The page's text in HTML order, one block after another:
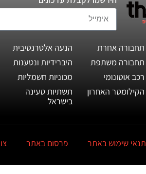
תחבורה אחרת
תחבורה משתפת
רכב אוטונומי
הקילומטר האחרון
הנעה אלטרנטיבית
היברידיות ונטענות
מכוניות חשמליות
תשתיות טעינה
בישראל
תנאי שימוש באתר פרסום באתר